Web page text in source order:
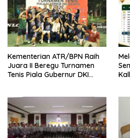
Kementerian ATR/BPN Raih
Juara II Beregu Turnamen
Tenis Piala Gubernur DKI